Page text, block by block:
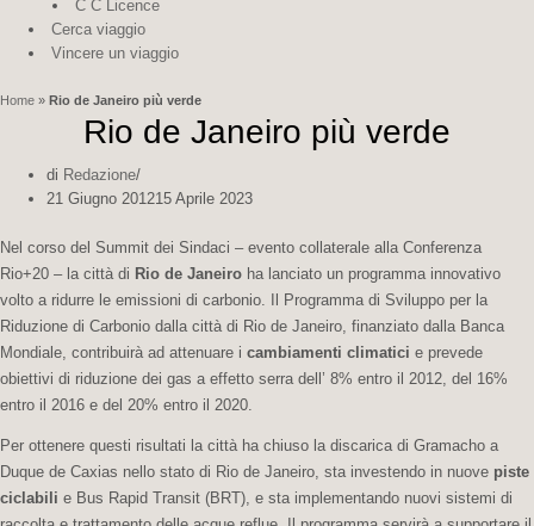
C C Licence
Cerca viaggio
Vincere un viaggio
Home » Rio de Janeiro più verde
Rio de Janeiro più verde
di Redazione
21 Giugno 201215 Aprile 2023
Nel corso del Summit dei Sindaci – evento collaterale alla Conferenza
Rio+20 – la città di Rio de Janeiro ha lanciato un programma innovativo
volto a ridurre le emissioni di carbonio. Il Programma di Sviluppo per la
Riduzione di Carbonio dalla città di Rio de Janeiro, finanziato dalla Banca
Mondiale, contribuirà ad attenuare i cambiamenti climatici e prevede
obiettivi di riduzione dei gas a effetto serra dell’ 8% entro il 2012, del 16%
entro il 2016 e del 20% entro il 2020.
Per ottenere questi risultati la città ha chiuso la discarica di Gramacho a
Duque de Caxias nello stato di Rio de Janeiro, sta investendo in nuove piste
ciclabili e Bus Rapid Transit (BRT), e sta implementando nuovi sistemi di